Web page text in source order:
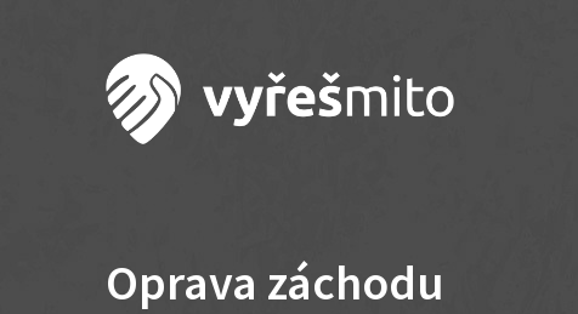
Oprava záchodu